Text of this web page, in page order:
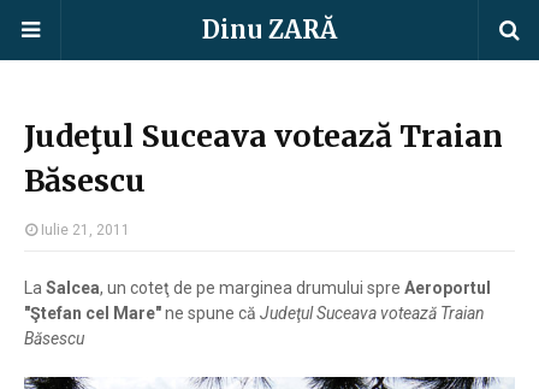
Dinu ZARĂ
Judeţul Suceava votează Traian
Băsescu
Iulie 21, 2011
La Salcea, un coteţ de pe marginea drumului spre Aeroportul
"Ştefan cel Mare"ne spune că Judeţul Suceava votează Traian
Băsescu